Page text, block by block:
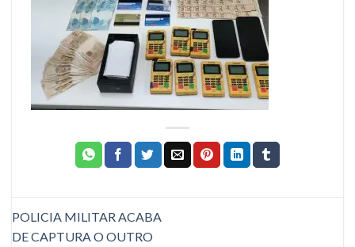
POLICIA MILITAR ACABA
DE CAPTURA O OUTRO